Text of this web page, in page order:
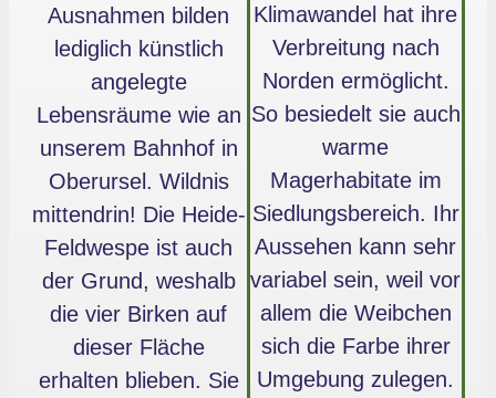
Ausnahmen bilden
lediglich künstlich
angelegte
Lebensräume wie an
unserem Bahnhof in
Oberursel. Wildnis
mittendrin! Die Heide-
Feldwespe ist auch
der Grund, weshalb
die vier Birken auf
dieser Fläche
erhalten blieben. Sie
Klimawandel hat ihre
Verbreitung nach
Norden ermöglicht.
So besiedelt sie auch
warme
Magerhabitate im
Siedlungsbereich. Ihr
Aussehen kann sehr
variabel sein, weil vor
allem die Weibchen
sich die Farbe ihrer
Umgebung zulegen.